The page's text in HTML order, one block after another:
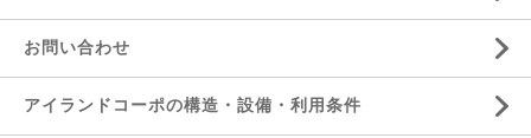
お問い合わせ
アイランドコーポの構造・設備・利用条件